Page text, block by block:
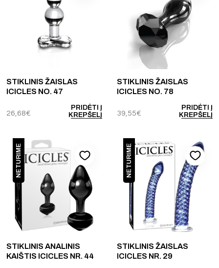
STIKLINIS ŽAISLAS
ICICLES NO. 47
26,68€
PRIDĖTI Į
KREPŠELĮ
STIKLINIS ŽAISLAS
ICICLES NO. 78
39,55€
PRIDĖTI Į
KREPŠELĮ
NETURIME
STIKLINIS ANALINIS
KAIŠTIS ICICLES NR. 44
NETURIME
STIKLINIS ŽAISLAS
ICICLES NR. 29